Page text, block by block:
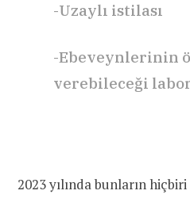
-Uzaylı istilası
-Ebeveynlerinin
verebileceği
2023 yılında bunların